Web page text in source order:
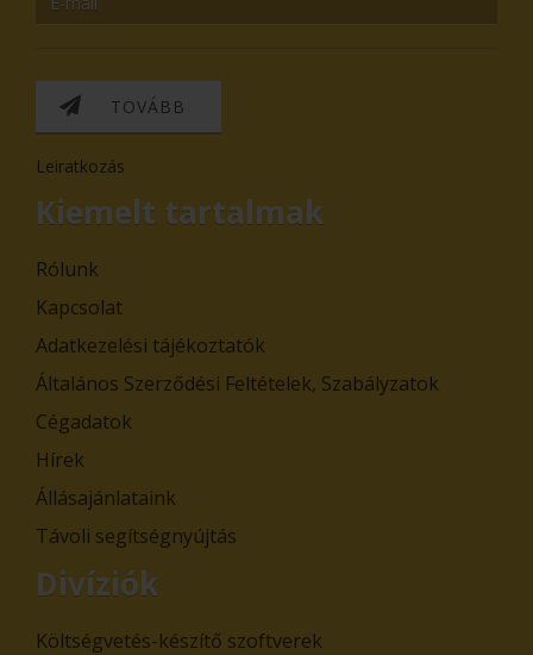
TOVÁBB
Leiratkozás
Kiemelt tartalmak
Rólunk
Kapcsolat
Adatkezelési tájékoztatók
Általános Szerződési Feltételek, Szabályzatok
Cégadatok
Hírek
Állásajánlataink
Távoli segítségnyújtás
Divíziók
Költségvetés-készítő szoftverek